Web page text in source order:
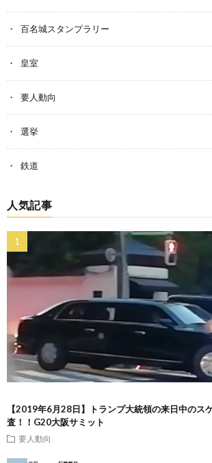
百名城スタンプラリー
皇室
要人動向
選挙
鉄道
人気記事
【2019年6月28日】トランプ大統領の来日中のス
査！！G20大阪サミット
要人動向